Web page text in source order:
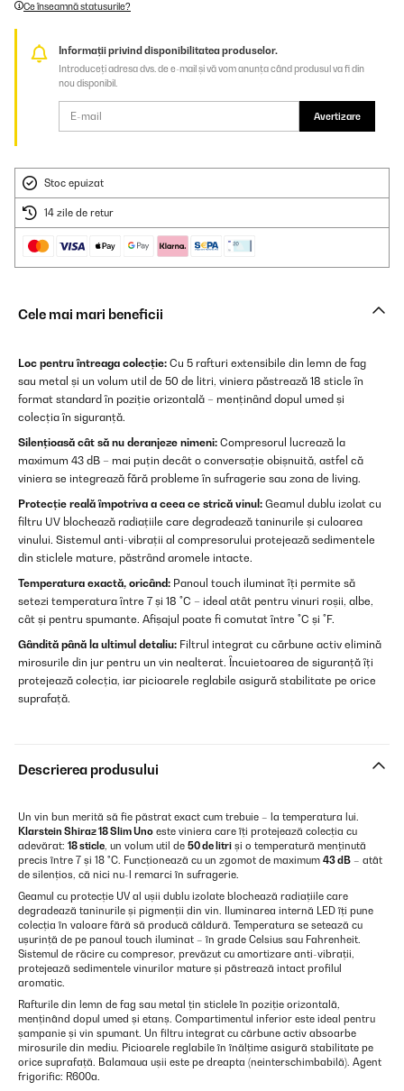
Ce înseamnă statusurile?
Informații privind disponibilitatea produselor.
Introduceți adresa dvs. de e-mail și vă vom anunța când produsul va fi din
nou disponibil.
Avertizare
Stoc epuizat
14 zile de retur
Cele mai mari beneficii
Loc pentru întreaga colecție: Cu 5 rafturi extensibile din lemn de fag
sau metal și un volum util de 50 de litri, viniera păstrează 18 sticle în
format standard în poziție orizontală – menținând dopul umed și
colecția în siguranță.
Silențioasă cât să nu deranjeze nimeni: Compresorul lucrează la
maximum 43 dB – mai puțin decât o conversație obișnuită, astfel că
viniera se integrează fără probleme în sufragerie sau zona de living.
Protecție reală împotriva a ceea ce strică vinul: Geamul dublu izolat cu
filtru UV blochează radiațiile care degradează taninurile și culoarea
vinului. Sistemul anti-vibrații al compresorului protejează sedimentele
din sticlele mature, păstrând aromele intacte.
Temperatura exactă, oricând: Panoul touch iluminat îți permite să
setezi temperatura între 7 și 18 °C – ideal atât pentru vinuri roșii, albe,
cât și pentru spumante. Afișajul poate fi comutat între °C și °F.
Gândită până la ultimul detaliu: Filtrul integrat cu cărbune activ elimină
mirosurile din jur pentru un vin nealterat. Încuietoarea de siguranță îți
protejează colecția, iar picioarele reglabile asigură stabilitate pe orice
suprafață.
Descrierea produsului
Un vin bun merită să fie păstrat exact cum trebuie – la temperatura lui.
Klarstein Shiraz 18 Slim Uno este viniera care îți protejează colecția cu
adevărat: 18 sticle, un volum util de 50 de litri și o temperatură menținută
precis între 7 și 18 °C. Funcționează cu un zgomot de maximum 43 dB – atât
de silențios, că nici nu-l remarci în sufragerie.
Geamul cu protecție UV al ușii dublu izolate blochează radiațiile care
degradează taninurile și pigmenții din vin. Iluminarea internă LED îți pune
colecția în valoare fără să producă căldură. Temperatura se setează cu
ușurință de pe panoul touch iluminat – în grade Celsius sau Fahrenheit.
Sistemul de răcire cu compresor, prevăzut cu amortizare anti-vibrații,
protejează sedimentele vinurilor mature și păstrează intact profilul
aromatic.
Rafturile din lemn de fag sau metal țin sticlele în poziție orizontală,
menținând dopul umed și etanș. Compartimentul inferior este ideal pentru
șampanie și vin spumant. Un filtru integrat cu cărbune activ absoarbe
mirosurile din mediu. Picioarele reglabile în înălțime asigură stabilitate pe
orice suprafață. Balamaua ușii este pe dreapta (neinterschimbabilă). Agent
frigorific: R600a.